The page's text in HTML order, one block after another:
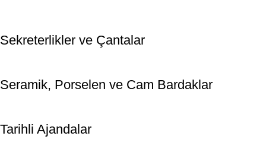
Sekreterlikler ve Çantalar
Seramik, Porselen ve Cam Bardaklar
Tarihli Ajandalar